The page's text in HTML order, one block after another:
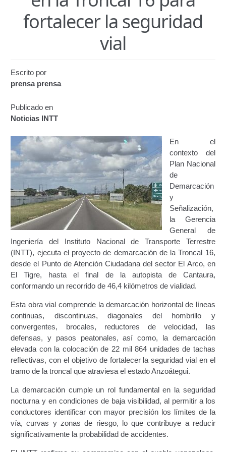
Certificación de Datos para Efectos Consulares con
Apostilla Electrónica
Emisión de Nuevo Certificado de Registro de
Renovación de Licencia para Conducir (Servicio
Automatizado)
Autorización para la circulación de Vehículo Sobre
Biblioteca
Búsqueda Predictiva Woocommerce
Certificación de Datos para Efectos Consulares con
Apostilla Electrónica – Servicio Frecuente
Certificación Provisional de Prestación del Servicio de
Transporte Público de Personas Modalidad Periférico
(RUTAS SUBURBANA O INTERURBANAS) – Servicio
Frecuente
Consultas Privadas
Educación Vial
Escuelas del Transporte e Instructores de Manejo
Estacionamientos registrados ante el INTT
Estructura Organizativa del INTT
Homologación
Autorización de Circulación Para Unidades Que
Transportan Mercancía De Alto Riesgo.
fortalecer la seguridad
vial
Escrito por
prensa prensa
Publicado en
Noticias INTT
En el
contexto del
Plan Nacional
de
Demarcación
y
Señalización,
la Gerencia
General de
Ingeniería del Instituto Nacional de Transporte Terrestre
(INTT), ejecuta el proyecto de demarcación de la Troncal 16,
desde el Punto de Atención Ciudadana del sector El Arco, en
El Tigre, hasta el final de la autopista de Cantaura,
conformando un recorrido de 46,4 kilómetros de vialidad.
Esta obra vial comprende la demarcación horizontal de líneas
continuas, discontinuas, diagonales del hombrillo y
convergentes, brocales, reductores de velocidad, las
defensas, y pasos peatonales, así como, la demarcación
elevada con la colocación de 22 mil 864 unidades de tachas
reflectivas, con el objetivo de fortalecer la seguridad vial en el
tramo de la troncal que atraviesa el estado Anzoátegui.
La demarcación cumple un rol fundamental en la seguridad
nocturna y en condiciones de baja visibilidad, al permitir a los
conductores identificar con mayor precisión los límites de la
vía, curvas y zonas de riesgo, lo que contribuye a reducir
significativamente la probabilidad de accidentes.